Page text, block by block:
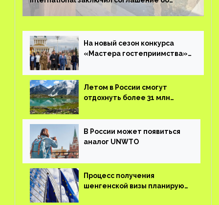
управлении курортом Bab Al Shams Desert
Resort в Дубае
На новый сезон конкурса
«Мастера гостеприимства»
заявок
Летом в России смогут
отдохнуть более 31 млн
В России может появиться
аналог UNWTO
Процесс получения
шенгенской визы планируют